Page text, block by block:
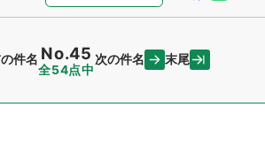
件名 No.45
全54点中
次の件名 末尾